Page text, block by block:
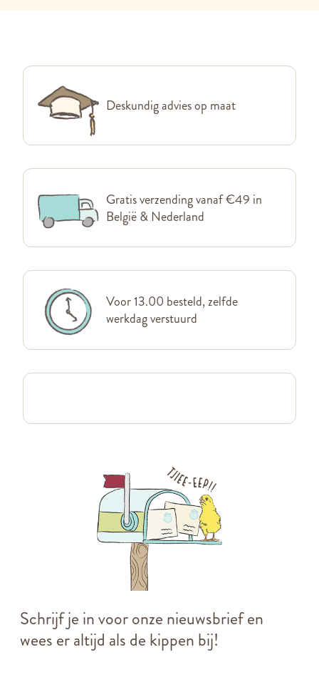
Deskundig advies op maat
Gratis verzending vanaf €49 in
België & Nederland
Voor 13.00 besteld, zelfde
werkdag verstuurd
Schrijf je in voor onze nieuwsbrief en
wees er altijd als de kippen bij!